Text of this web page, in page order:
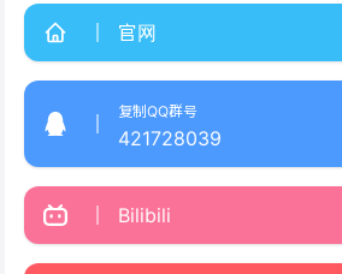
官网
复制QQ群号
421728039
Bilibili